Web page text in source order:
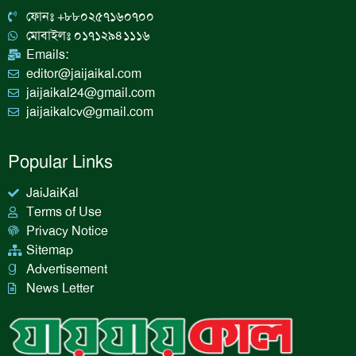
a
m
n
ফোনঃ +৮৮০২৫৭১৬০৭০০
মোবাইলঃ ০১৭১২৯৪১১১৬
Emails:
editor@jaijaikal.com
jaijaikal24@gmail.com
jaijaikalcv@gmail.com
Popular Links
JaiJaiKal
Terms of Use
Privacy Notice
Sitemap
Advertisement
News Letter